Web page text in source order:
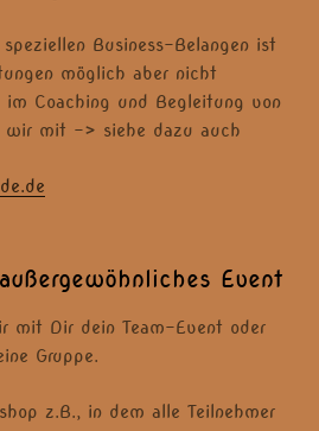
Business-Belangen ist
möglich aber nicht
im Coaching und Begleitung von
wir mit -> siehe dazu auch
Event
mit Dir dein Team-Event oder
Gruppe.
z.B., in dem alle Teilnehmer